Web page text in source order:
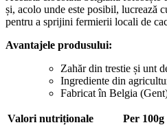
și, acolo unde este posibil, lucrează
pentru a sprijini fermierii locali de
Avantajele produsului:
Zahăr din trestie și unt
Ingrediente din
Fabricat în Belgia
Valori nutriționale
Per 100g